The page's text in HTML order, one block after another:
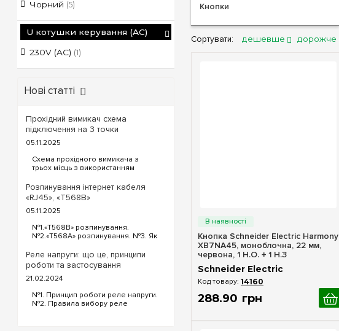
Кнопки
Сортувати: дешевше дорожче
Кнопка Schneider Electric Harmony
XB7NA45, моноблочна, 22 мм,
червона, 1 Н.О. + 1 Н.З
Schneider Electric
14160
288.90 грн
Чорний (5)
U котушки керування (AC)
230V (AC) (1)
Нові статті
Прохідний вимикач схема
підключення на 3 точки
05.11.2025
Схема прохідного вимикача з
трьох місць з використанням
вимикача. Для реалізації схеми
прохідних вимикачів з трьох точок
будуть потрібні наступні вимикачі:
Два од...
Розпинування інтернет кабеля
«RJ45», «T568B»
05.11.2025
№1.«T568B» розпинування.
№2.«T568A» розпинування. №3. Як
«T568B» розпинування інтернет
кабелю Порядок проводів схеми
«T568B»: «T568B» 1...
Реле напруги: що це, принципи
роботи та застосування
21.02.2024
№1. Принцип роботи реле напруги.
№2. Правила вибору реле